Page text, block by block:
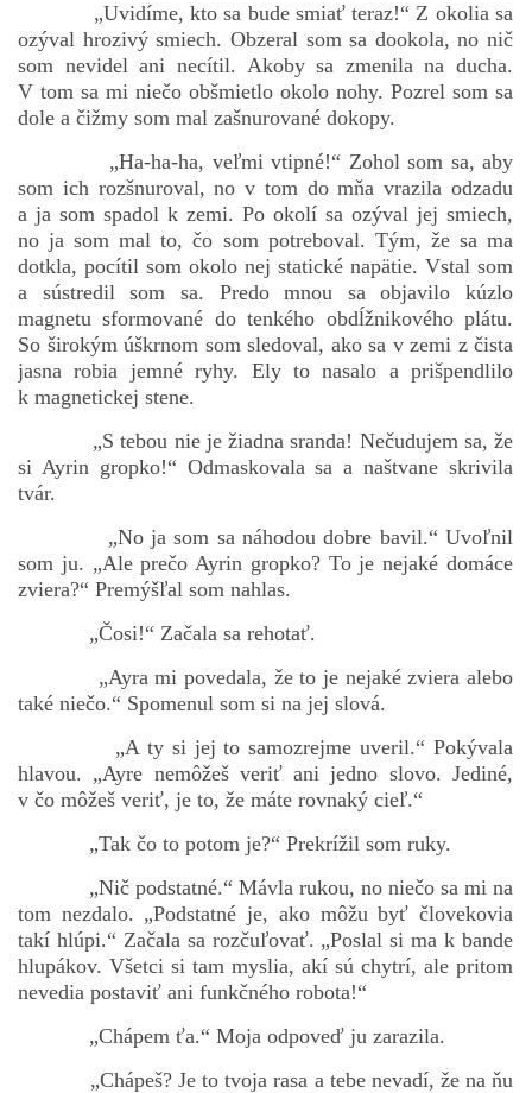
„Uvidíme, kto sa bude smiať teraz!“ Z okolia sa
ozýval hrozivý smiech. Obzeral som sa dookola, no nič
som nevidel ani necítil. Akoby sa zmenila na ducha.
V tom sa mi niečo obšmietlo okolo nohy. Pozrel som sa
dole a čižmy som mal zašnurované dokopy.
„Ha-ha-ha, veľmi vtipné!“ Zohol som sa, aby
som ich rozšnuroval, no v tom do mňa vrazila odzadu
a ja som spadol k zemi. Po okolí sa ozýval jej smiech,
no ja som mal to, čo som potreboval. Tým, že sa ma
dotkla, pocítil som okolo nej statické napätie. Vstal som
a sústredil som sa. Predo mnou sa objavilo kúzlo
magnetu sformované do tenkého obdĺžnikového plátu.
So širokým úškrnom som sledoval, ako sa v zemi z čista
jasna robia jemné ryhy. Ely to nasalo a prišpendlilo
k magnetickej stene.
„S tebou nie je žiadna sranda! Nečudujem sa, že
si Ayrin gropko!“ Odmaskovala sa a naštvane skrivila
tvár.
„No ja som sa náhodou dobre bavil.“ Uvoľnil
som ju. „Ale prečo Ayrin gropko? To je nejaké domáce
zviera?“ Premýšľal som nahlas.
„Čosi!“ Začala sa rehotať.
„Ayra mi povedala, že to je nejaké zviera alebo
také niečo.“ Spomenul som si na jej slová.
„A ty si jej to samozrejme uveril.“ Pokývala
hlavou. „Ayre nemôžeš veriť ani jedno slovo. Jediné,
v čo môžeš veriť, je to, že máte rovnaký cieľ.“
„Tak čo to potom je?“ Prekrížil som ruky.
„Nič podstatné.“ Mávla rukou, no niečo sa mi na
tom nezdalo. „Podstatné je, ako môžu byť človekovia
takí hlúpi.“ Začala sa rozčuľovať. „Poslal si ma k bande
hlupákov. Všetci si tam myslia, akí sú chytrí, ale pritom
nevedia postaviť ani funkčného robota!“
„Chápem ťa.“ Moja odpoveď ju zarazila.
„Chápeš? Je to tvoja rasa a tebe nevadí, že na ňu